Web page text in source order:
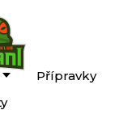
Přípravky